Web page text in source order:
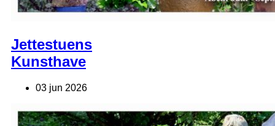
Jettestuens
Kunsthave
03 jun 2026